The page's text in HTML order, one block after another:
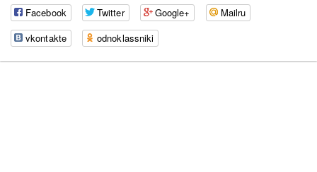
Facebook Twitter Google+
Mailru
vkontakte
odnoklassniki